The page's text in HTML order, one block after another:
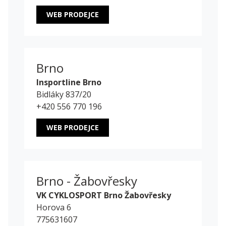
WEB PRODEJCE
Brno
Insportline Brno
Bidláky 837/20
+420 556 770 196
WEB PRODEJCE
Brno - Žabovřesky
VK CYKLOSPORT Brno Žabovřesky
Horova 6
775631607